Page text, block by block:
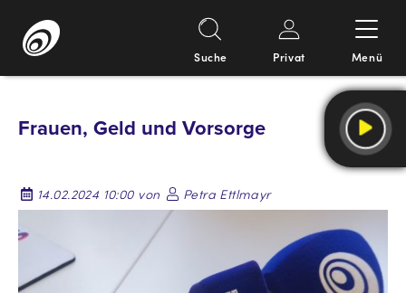
Inhalt
Suche Privat Menü
Frauen, Geld und Vorsorge
14.02.2024 10:00 von Petra Ettlmayr